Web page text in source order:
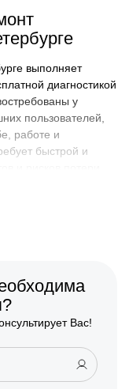
выполняет
диагностикой
у
пользователей,
работе и
быстрой и
7 лет в ремонте
и какие
классов:
мобильные
игровые Nitro.
с разъемами
Вас!